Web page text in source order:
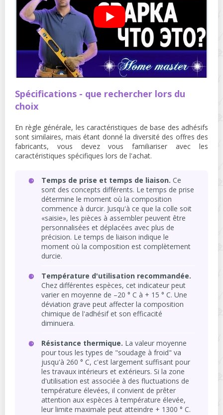
Spécifications - que rechercher lors du
choix
En règle générale, les caractéristiques de base des adhésifs
sont similaires, mais étant donné la diversité des offres des
fabricants, vous devez vous familiariser avec les
caractéristiques spécifiques lors de l'achat.
Temps de prise et temps de liaison. Ce
sont des concepts différents. Le temps de prise
détermine le moment où la composition
commence à durcir. Jusqu'à ce que la colle soit
«saisie», les pièces à assembler peuvent être
personnalisées et déplacées avec plus de
précision. Le temps de liaison indique le
moment où la composition est complètement
durcie.
Température d'utilisation recommandée.
Chez différentes espèces, cet indicateur peut
varier en moyenne de –20 ° C à + 15 ° C. Une
déviation grave peut affecter la composition
chimique de l'adhésif et son efficacité
diminuera.
Résistance thermique. La valeur moyenne
pour tous les types de "soudage à froid" va
jusqu'à 260 ° C, c'est largement suffisant pour
les travaux intérieurs et extérieurs. Si la zone
d'utilisation est associée à des fluctuations de
température élevées, il convient de prêter
attention aux espèces à température élevée,
leur limite maximale peut atteindre + 1300 ° С.